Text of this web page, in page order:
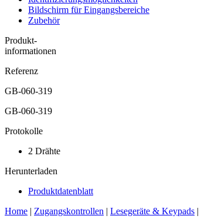
Bildschirm für Eingangsbereiche
Zubehör
Produkt-
informationen
Referenz
GB-060-319
GB-060-319
Protokolle
2 Drähte
Herunterladen
Produktdatenblatt
Home | Zugangskontrollen | Lesegeräte & Keypads |